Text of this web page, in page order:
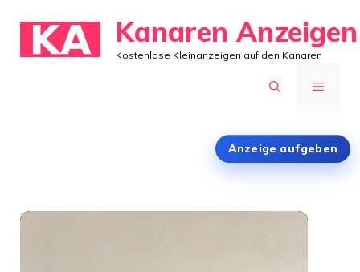
Inhalt
springen
Kanaren Anzeigen
Kostenlose Kleinanzeigen auf den Kanaren
MENÜ
Anzeige aufgeben